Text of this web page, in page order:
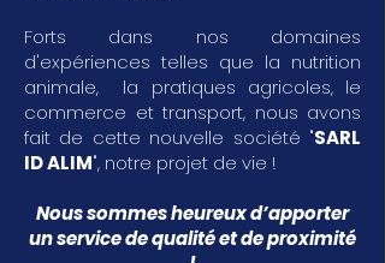
Forts dans nos domaines
d'expériences telles que la nutrition
animale, la pratiques agricoles, le
commerce et transport, nous avons
fait de cette nouvelle société "SARL
ID ALIM", notre projet de vie !
Nous sommes heureux d’apporter
un service de qualité et de proximité